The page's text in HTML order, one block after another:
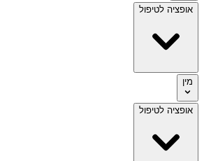
אופציה לטיפול
מין
אופציה לטיפול